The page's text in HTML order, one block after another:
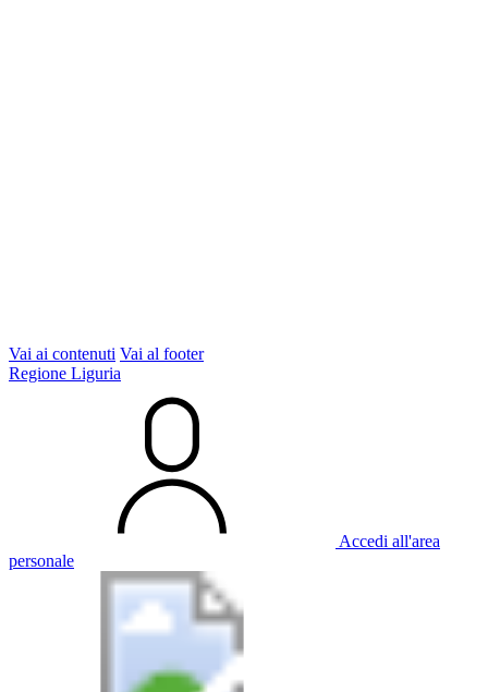
Vai ai contenuti Vai al footer
Regione Liguria
Accedi all'area
personale